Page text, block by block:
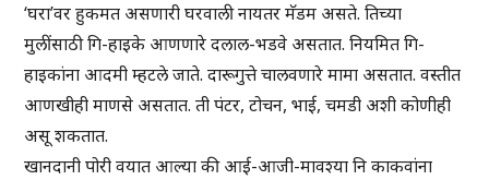
‘घरा’वर हुकमत असणारी घरवाली नायतर मॅडम असते. तिच्या
मुलींसाठी गि-हाइके आणणारे दलाल-भडवे असतात. नियमित गि-
हाइकांना आदमी म्हटले जाते. दारूगुत्ते चालवणारे मामा असतात. वस्तीत
आणखीही माणसे असतात. ती पंटर, टोचन, भाई, चमडी अशी कोणीही
असू शकतात.
खानदानी पोरी वयात आल्या की आई-आजी-मावश्या नि काकवांना